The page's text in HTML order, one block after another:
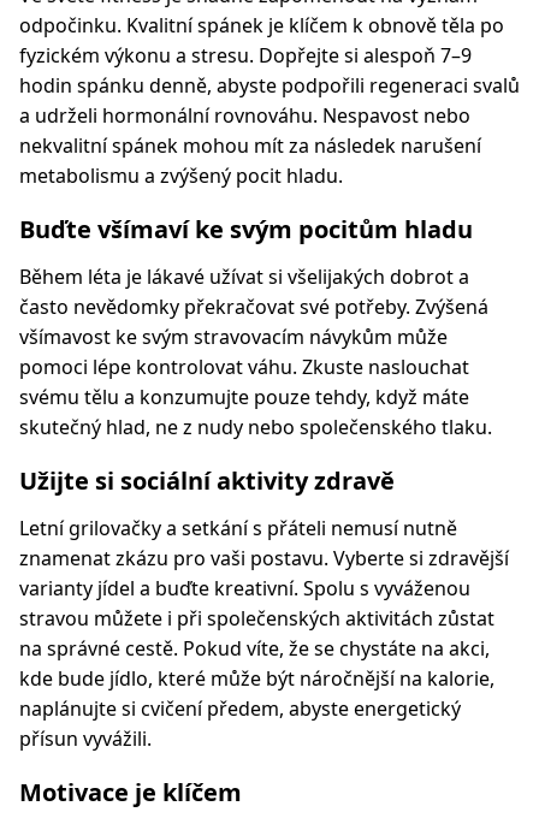
odpočinku. Kvalitní spánek je klíčem k obnově těla po
fyzickém výkonu a stresu. Dopřejte si alespoň 7–9
hodin spánku denně, abyste podpořili regeneraci svalů
a udrželi hormonální rovnováhu. Nespavost nebo
nekvalitní spánek mohou mít za následek narušení
metabolismu a zvýšený pocit hladu.
Buďte všímaví ke svým pocitům hladu
Během léta je lákavé užívat si všelijakých dobrot a
často nevědomky překračovat své potřeby. Zvýšená
všímavost ke svým stravovacím návykům může
pomoci lépe kontrolovat váhu. Zkuste naslouchat
svému tělu a konzumujte pouze tehdy, když máte
skutečný hlad, ne z nudy nebo společenského tlaku.
Užijte si sociální aktivity zdravě
Letní grilovačky a setkání s přáteli nemusí nutně
znamenat zkázu pro vaši postavu. Vyberte si zdravější
varianty jídel a buďte kreativní. Spolu s vyváženou
stravou můžete i při společenských aktivitách zůstat
na správné cestě. Pokud víte, že se chystáte na akci,
kde bude jídlo, které může být náročnější na kalorie,
naplánujte si cvičení předem, abyste energetický
přísun vyvážili.
Motivace je klíčem